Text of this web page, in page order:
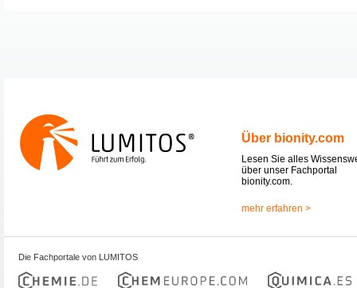
Über bionity.com
Lesen Sie alles
über unser Fachportal
bionity.com.
mehr erfahren >
Die Fachportale von LUMITOS